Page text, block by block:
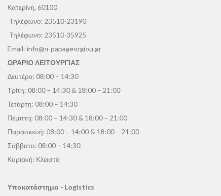
Κατερίνη, 60100
Τηλέφωνο: 23510-23190
Τηλέφωνο: 23510-35925
Email: info@n-papageorgiou.gr
ΩΡΑΡΙΟ ΛΕΙΤΟΥΡΓΙΑΣ
Δευτέρα: 08:00 – 14:30
Τρίτη: 08:00 – 14:30 & 18:00 – 21:00
Τετάρτη: 08:00 – 14:30
Πέμπτη: 08:00 – 14:30 & 18:00 – 21:00
Παρασκευή: 08:00 – 14:00 & 18:00 – 21:00
Σάββατο: 08:00 – 14:30
Κυριακή: Κλειστά
Υποκατάστημα - Logistics